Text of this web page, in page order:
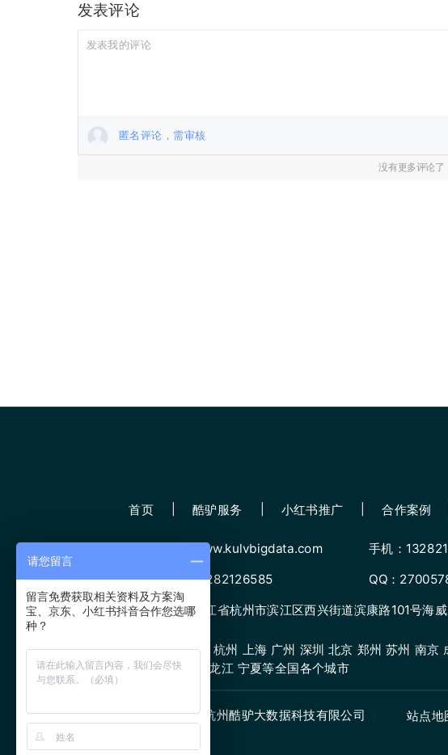
发表评论
匿名评论，需审核
没有更多评论了
网址：www.kulvbigdata.com
微信：13282126585
地址：浙江省杭州市滨江区西兴街道滨康路101号海
服务城市：杭州 上海 广州 深圳 北京 郑州 苏州 南
原 甘肃 黑龙江 宁夏等全国各个城市
版权所有:杭州酷驴大数据科技有限公司
手机：
QQ：
站点地
首页 酷驴服务 小红书推广 合作案例
请您留言
留言免费获取相关资料及方案淘
宝、京东、小红书抖音合作您选哪
种？